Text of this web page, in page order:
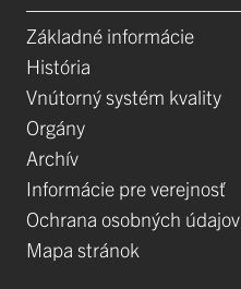
Základné informácie
História
Vnútorný systém kvality
Orgány
Archív
Informácie pre verejnosť
Ochrana osobných údajov
Mapa stránok